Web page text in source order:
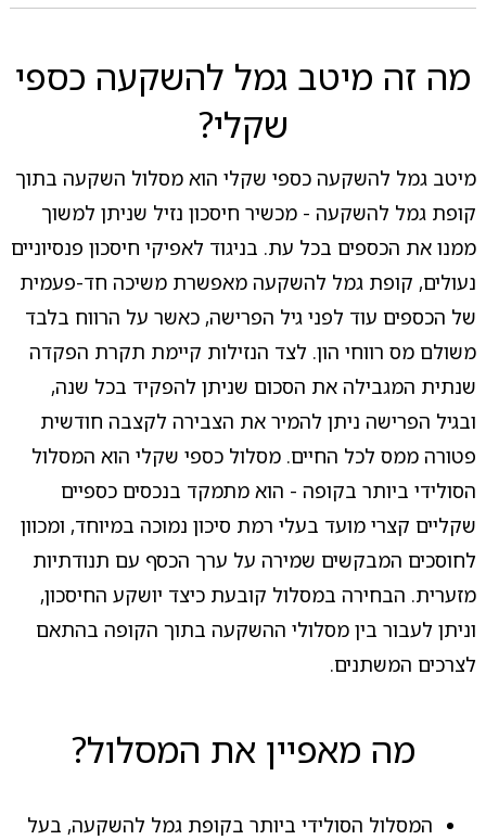
מה זה מיטב גמל להשקעה כספי
שקלי?
מיטב גמל להשקעה כספי שקלי הוא מסלול השקעה בתוך
קופת גמל להשקעה - מכשיר חיסכון נזיל שניתן למשוך
ממנו את הכספים בכל עת. בניגוד לאפיקי חיסכון פנסיוניים
נעולים, קופת גמל להשקעה מאפשרת משיכה חד-פעמית
של הכספים עוד לפני גיל הפרישה, כאשר על הרווח בלבד
משולם מס רווחי הון. לצד הנזילות קיימת תקרת הפקדה
שנתית המגבילה את הסכום שניתן להפקיד בכל שנה,
ובגיל הפרישה ניתן להמיר את הצבירה לקצבה חודשית
פטורה ממס לכל החיים. מסלול כספי שקלי הוא המסלול
הסולידי ביותר בקופה - הוא מתמקד בנכסים כספיים
שקליים קצרי מועד בעלי רמת סיכון נמוכה במיוחד, ומכוון
לחוסכים המבקשים שמירה על ערך הכסף עם תנודתיות
מזערית. הבחירה במסלול קובעת כיצד יושקע החיסכון,
וניתן לעבור בין מסלולי ההשקעה בתוך הקופה בהתאם
לצרכים המשתנים.
מה מאפיין את המסלול?
המסלול הסולידי ביותר בקופת גמל להשקעה, בעל